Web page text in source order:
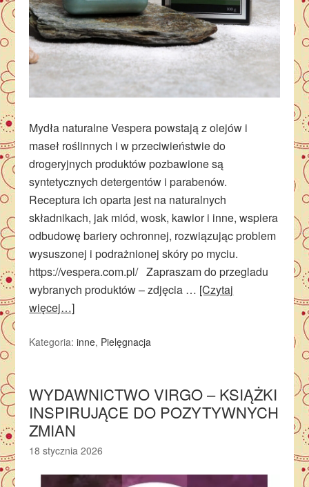
Mydła naturalne Vespera powstają z olejów i
maseł roślinnych i w przeciwieństwie do
drogeryjnych produktów pozbawione są
syntetycznych detergentów i parabenów.
Receptura ich oparta jest na naturalnych
składnikach, jak miód, wosk, kawior i inne, wspiera
odbudowę bariery ochronnej, rozwiązując problem
wysuszonej i podrażnionej skóry po myciu.
https://vespera.com.pl/ Zapraszam do przegladu
wybranych produktów – zdjęcia … [Czytaj
więcej…]
Kategoria:inne, Pielęgnacja
WYDAWNICTWO VIRGO – KSIĄŻKI
INSPIRUJĄCE DO POZYTYWNYCH
ZMIAN
18 stycznia 2026